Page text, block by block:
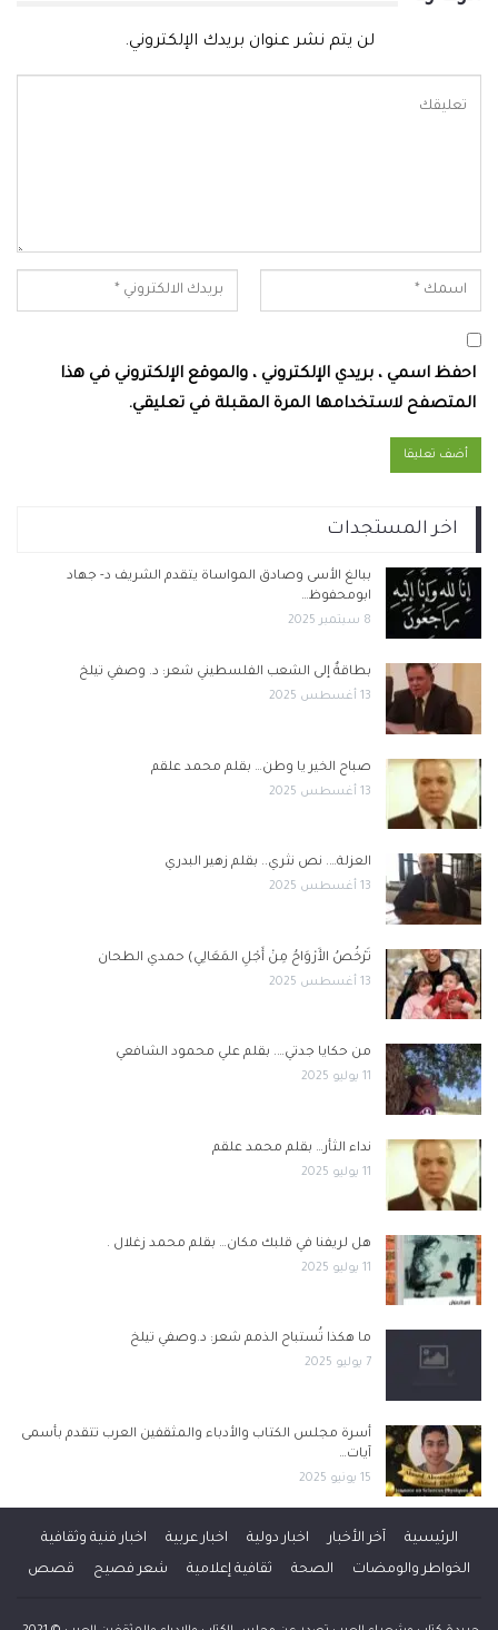
لن يتم نشر عنوان بريدك الإلكتروني.
احفظ اسمي ، بريدي الإلكتروني ، والموقع الإلكتروني في هذا
المتصفح لاستخدامها المرة المقبلة في تعليقي.
اخر المستجدات
ببالغ الأسى وصادق المواساة يتقدم الشريف د- جهاد
ابومحفوظ…
8 سبتمبر 2025
بطاقةٌ إلى الشعب الفلسطيني شعر: د. وصفي تيلخ
13 أغسطس 2025
صباح الخير يا وطن… بقلم محمد علقم
13 أغسطس 2025
العزلة…. نص نثري.. بقلم زهير البدري
13 أغسطس 2025
تَرْخُصُ الأَرْوَاحُ مِنْ أَجْلِ المَعَالِي) حمدي الطحان
13 أغسطس 2025
من حكايا جدتي…. بقلم علي محمود الشافعي
11 يوليو 2025
نداء الثأر… بقلم محمد علقم
11 يوليو 2025
هل لريفنا في قلبك مكان… بقلم محمد زغلال .
11 يوليو 2025
ما هكذا تُستباح الذمم شعر: د.وصفي تيلخ
7 يوليو 2025
أسرة مجلس الكتاب والأدباء والمثقفين العرب تتقدم بأسمى
آيات…
15 يونيو 2025
الرئيسية آخر الأخبار اخبار دولية اخبار عربية
اخبار فنية وثقافية
الخواطر والومضات
الصحة ثقافية إعلامية شعر فصيح قصص